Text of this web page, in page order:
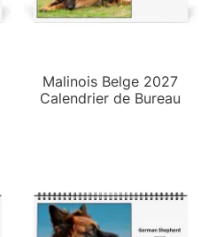
Malinois Belge 2027
Calendrier de Bureau